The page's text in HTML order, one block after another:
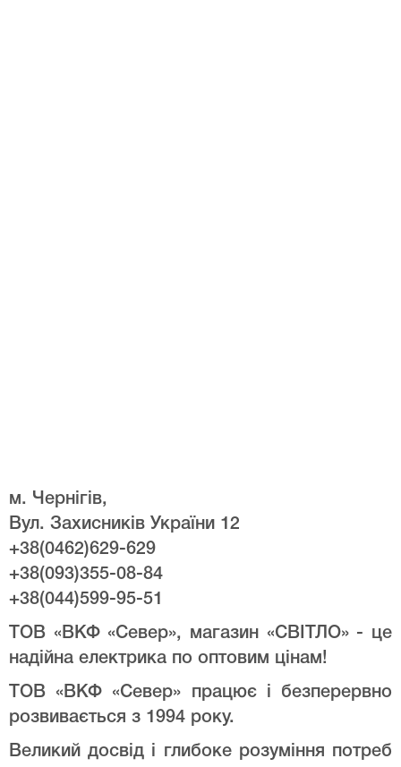
м. Чернігів,
Вул. Захисників України 12
+38(0462)629-629
+38(093)355-08-84
+38(044)599-95-51
ТОВ «ВКФ «Север», магазин «СВІТЛО» - це
надійна електрика по оптовим цінам!
ТОВ «ВКФ «Север» працює і безперервно
розвивається з 1994 року.
Великий досвід і глибоке розуміння потреб